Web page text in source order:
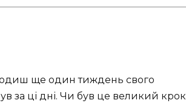
ще один тиждень свого
за ці дні. Чи був це великий